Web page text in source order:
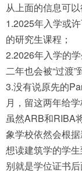
从上面的信息可
1.2025年入学或
的研究生课程；
2.2026年入学的
二年也会被“过渡
3.没有说原先的
月，留这两年给
虽然ARB和RIBA
象学校依然会根
想读建筑学的学
别就是学位证书